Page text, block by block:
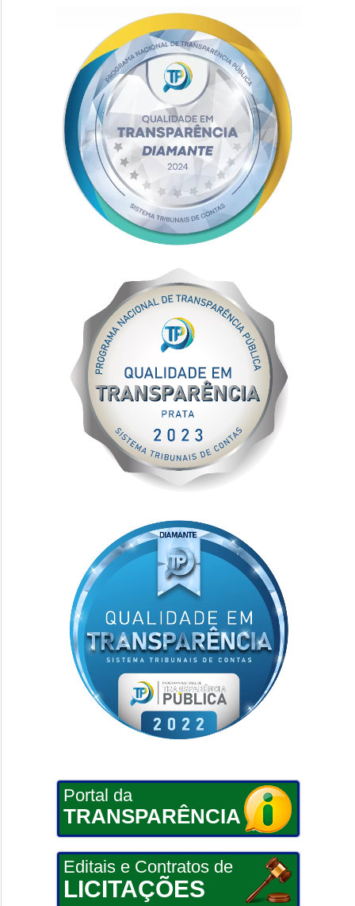
Portal da
TRANSPARÊNCIA
Editais e Contratos de
LICITAÇÕES